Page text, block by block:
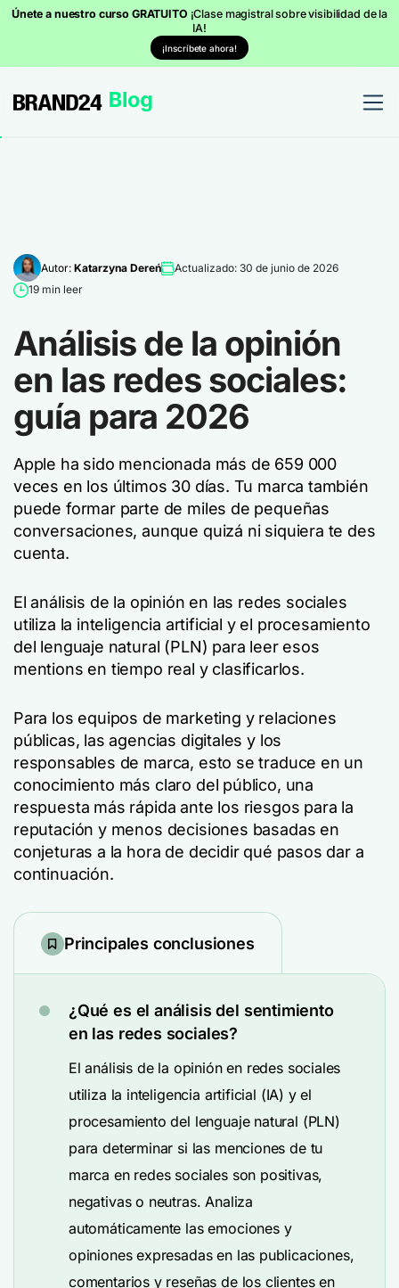
Únete a nuestro curso GRATUITO ¡Clase magistral sobre visibilidad de la
IA!
¡Inscríbete ahora!
Autor: Katarzyna Dereń
Actualizado: 30 de junio de 2026
19 min leer
Análisis de la opinión
en las redes sociales:
guía para 2026
Apple ha sido mencionada más de 659 000
veces en los últimos 30 días. Tu marca también
puede formar parte de miles de pequeñas
conversaciones, aunque quizá ni siquiera te des
cuenta.
El análisis de la opinión en las redes sociales
utiliza la inteligencia artificial y el procesamiento
del lenguaje natural (PLN) para leer esos
mentions en tiempo real y clasificarlos.
Para los equipos de marketing y relaciones
públicas, las agencias digitales y los
responsables de marca, esto se traduce en un
conocimiento más claro del público, una
respuesta más rápida ante los riesgos para la
reputación y menos decisiones basadas en
conjeturas a la hora de decidir qué pasos dar a
continuación.
Principales conclusiones
¿Qué es el análisis del sentimiento
en las redes sociales?
El análisis de la opinión en redes sociales
utiliza la inteligencia artificial (IA) y el
procesamiento del lenguaje natural (PLN)
para determinar si las menciones de tu
marca en redes sociales son positivas,
negativas o neutras. Analiza
automáticamente las emociones y
opiniones expresadas en las publicaciones,
comentarios y reseñas de los clientes en